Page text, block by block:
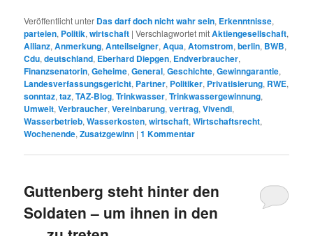
Veröffentlicht unter Das darf doch nicht wahr sein, Erkenntnisse,
parteien, Politik,wirtschaft |Verschlagwortet mitAktiengesellschaft,
Allianz,Anmerkung,Anteilseigner,Aqua,Atomstrom,berlin, BWB,
Cdu,deutschland, Eberhard Diepgen, Endverbraucher,
Finanzsenatorin,Geheime,General,Geschichte,Gewinngarantie,
Landesverfassungsgericht, Partner, Politiker, Privatisierung, RWE,
sonntaz,taz,TAZ-Blog,Trinkwasser,Trinkwassergewinnung,
Umwelt,Verbraucher,Vereinbarung,vertrag,Vivendi,
Wasserbetrieb,Wasserkosten,wirtschaft,Wirtschaftsrecht,
Wochenende,Zusatzgewinn |1 Kommentar
Guttenberg steht hinter den
Soldaten – um ihnen in den